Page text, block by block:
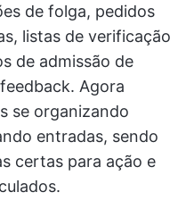
de folga, pedidos
listas de verificação
de admissão de
Agora
se organizando
entradas, sendo
certas para ação e